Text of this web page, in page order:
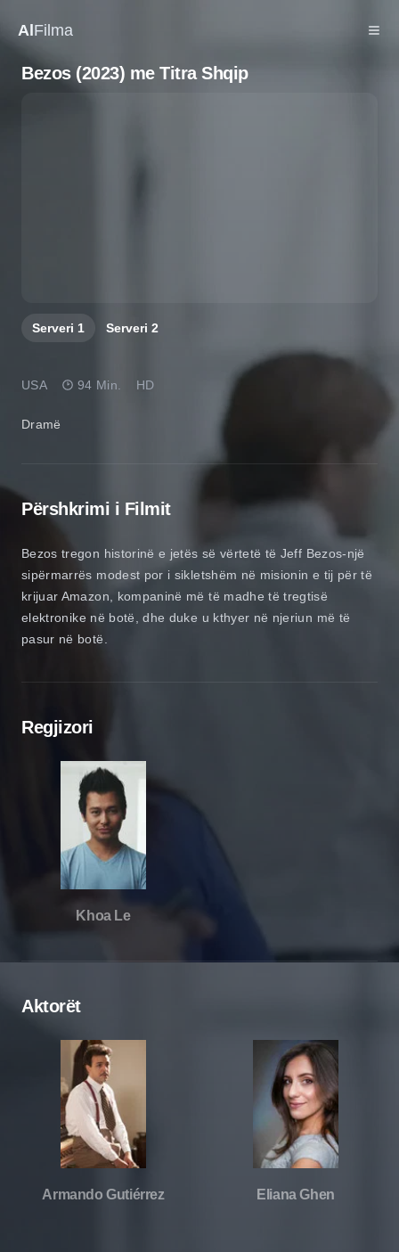
Al Filma
Bezos (2023) me Titra Shqip
Serveri 1 Serveri 2
Dramë
USA 94 Min. HD
Përshkrimi i Filmit
Bezos tregon historinë e jetës së vërtetë të Jeff Bezos-një
sipërmarrës modest por i sikletshëm në misionin e tij për të
krijuar Amazon, kompaninë më të madhe të tregtisë
elektronike në botë, dhe duke u kthyer në njeriun më të
pasur në botë.
Regjizori
Khoa Le
Aktorët
Armando Gutiérrez Eliana Ghen